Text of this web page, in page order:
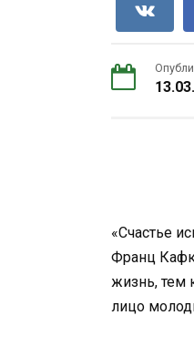
«Счастье
Франц
жизнь, тем
лицо